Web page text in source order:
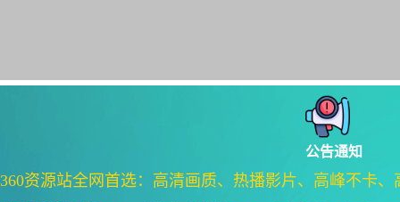
公告通知
360资源站全网首选：高清画质、热播影片、高峰不卡